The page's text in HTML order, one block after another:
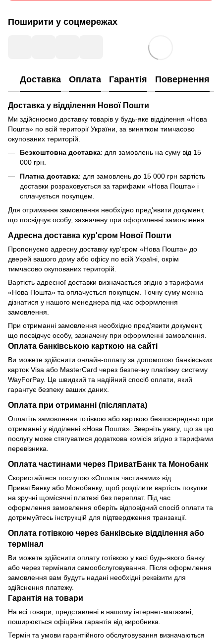
Поширити у соцмережах
Доставка Оплата Гарантія Повернення
Доставка у відділення Нової Пошти
Ми здійснюємо доставку товарів у будь-яке відділення «Нова
Пошта» по всій території України, за винятком тимчасово
окупованих територій.
Безкоштовна доставка: для замовлень на суму від 15
000 грн.
Платна доставка: для замовлень до 15 000 грн вартість
доставки розраховується за тарифами «Нова Пошта» і
сплачується покупцем.
Для отримання замовлення необхідно пред'явити документ,
що посвідчує особу, зазначену при оформленні замовлення.
Адресна доставка кур'єром Нової Пошти
Пропонуємо адресну доставку кур'єром «Нова Пошта» до
дверей вашого дому або офісу по всій Україні, окрім
тимчасово окупованих територій.
Вартість адресної доставки визначається згідно з тарифами
«Нова Пошта» та оплачується покупцем. Точну суму можна
дізнатися у нашого менеджера під час оформлення
замовлення.
При отриманні замовлення необхідно пред'явити документ,
що посвідчує особу, зазначену при оформленні замовлення.
Оплата банківською карткою на сайті
Ви можете здійснити онлайн-оплату за допомогою банківських
карток Visa або MasterCard через безпечну платіжну систему
WayForPay. Це швидкий та надійний спосіб оплати, який
гарантує безпеку ваших даних.
Оплата при отриманні (післяплата)
Оплатіть замовлення готівкою або карткою безпосередньо при
отриманні у відділенні «Нова Пошта». Зверніть увагу, що за цю
послугу може стягуватися додаткова комісія згідно з тарифами
перевізника.
Оплата частинами через ПриватБанк та Монобанк
Скористайтеся послугою «Оплата частинами» від
ПриватБанку або Монобанку, щоб розділити вартість покупки
на зручні щомісячні платежі без переплат. Під час
оформлення замовлення оберіть відповідний спосіб оплати та
дотримуйтесь інструкцій для підтвердження транзакції.
Оплата готівкою через банківське відділення або
термінал
Ви можете здійснити оплату готівкою у касі будь-якого банку
або через термінали самообслуговування. Після оформлення
замовлення вам будуть надані необхідні реквізити для
здійснення платежу.
Гарантія на товари
На всі товари, представлені в нашому інтернет-магазині,
поширюється офіційна гарантія від виробника.
Термін та умови гарантійного обслуговування визначаються